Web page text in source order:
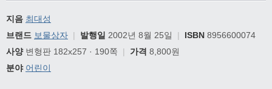
지음 최대성
브랜드 보물상자 | 발행일 2002년 8월 25일 | ISBN 8956600074
사양변형판 182x257 · 190쪽 | 가격 8,800원
분야 어린이